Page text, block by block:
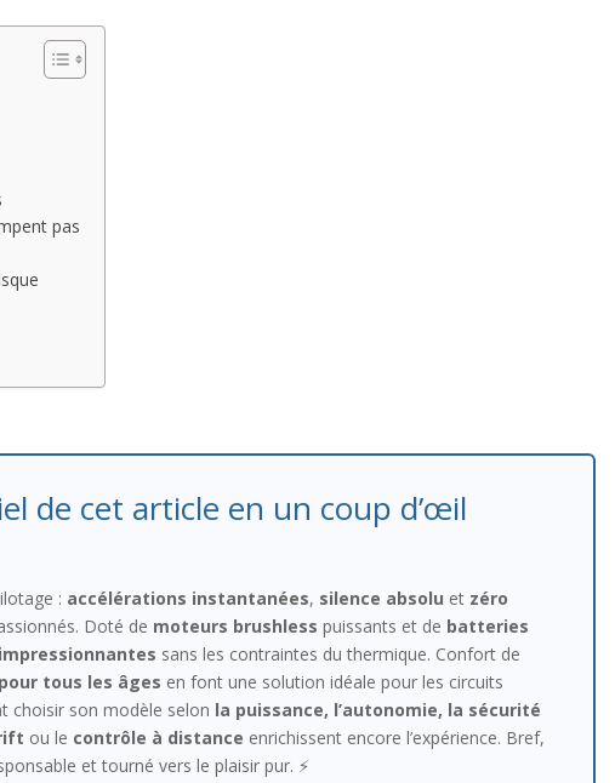
pas
de cet article en un coup d’œil
: accélérations instantanées, silence absolu et zéro
Doté de moteurs brushless puissants et de batteries
sans les contraintes du thermique. Confort de
tous les âges en font une solution idéale pour les circuits
choisir son modèle selon la puissance, l’autonomie, la sécurité
ou le contrôle à distance enrichissent encore l’expérience. Bref,
et tourné vers le plaisir pur. ⚡